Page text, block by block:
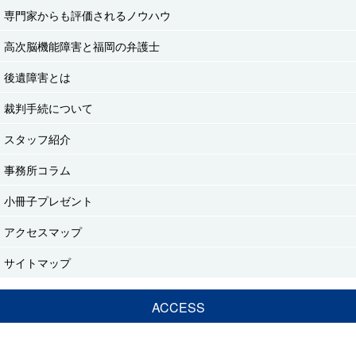
専門家からも評価されるノウハウ
高次脳機能障害と福岡の弁護士
後遺障害とは
裁判手続について
スタッフ紹介
事務所コラム
小冊子プレゼント
アクセスマップ
サイトマップ
ACCESS